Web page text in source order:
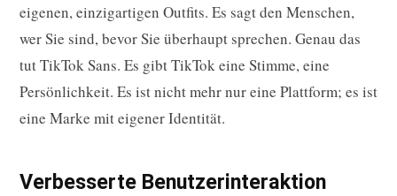
eigenen, einzigartigen Outfits. Es sagt den Menschen,
wer Sie sind, bevor Sie überhaupt sprechen. Genau das
tut TikTok Sans. Es gibt TikTok eine Stimme, eine
Persönlichkeit. Es ist nicht mehr nur eine Plattform; es ist
eine Marke mit eigener Identität.
Verbesserte Benutzerinteraktion